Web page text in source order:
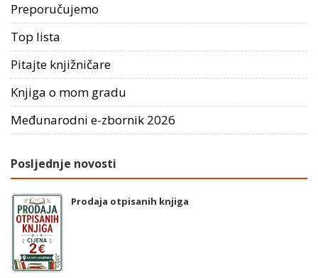
Preporučujemo
Top lista
Pitajte knjižničare
Knjiga o mom gradu
Međunarodni e-zbornik 2026
Posljednje novosti
Prodaja otpisanih knjiga